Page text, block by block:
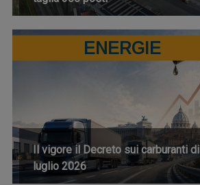
ENERGIE
Il vigore il Decreto sui carburanti di
luglio 2026